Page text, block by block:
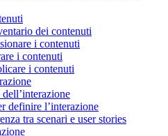
dei contenuti
i contenuti
i contenuti
i contenuti
definire l’interazione
tra scenari e user stories